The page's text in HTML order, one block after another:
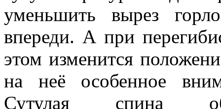
уменьшить вырез
впереди. А при
этом изменится
на неё особенное
Сутулая спина